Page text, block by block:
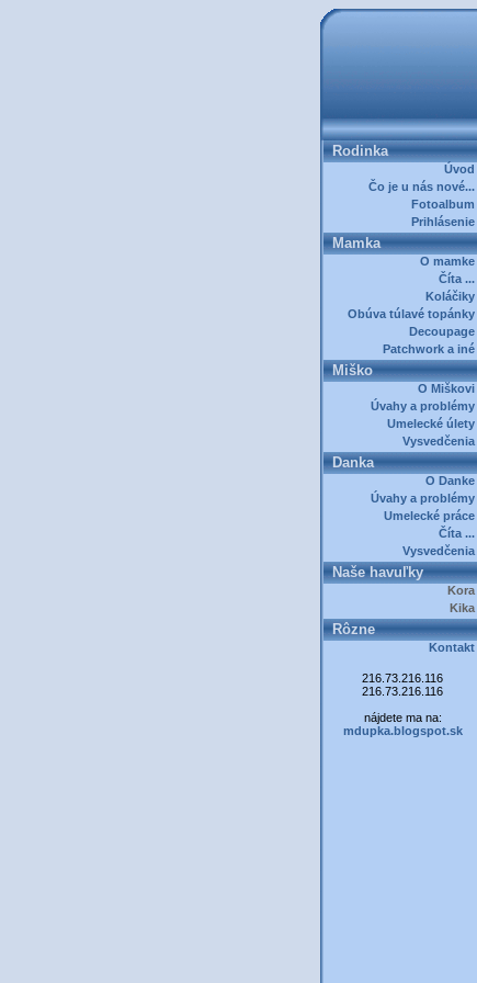
Rodinka
Úvod
Čo je u nás nové...
Fotoalbum
Prihlásenie
Mamka
O mamke
Číta ...
Koláčiky
Obúva túlavé topánky
Decoupage
Patchwork a iné
Miško
O Miškovi
Úvahy a problémy
Umelecké úlety
Vysvedčenia
Danka
O Danke
Úvahy a problémy
Umelecké práce
Číta ...
Vysvedčenia
Naše havuľky
Kora
Kika
Rôzne
Kontakt
216.73.216.116
216.73.216.116
nájdete ma na:
mdupka.blogspot.sk